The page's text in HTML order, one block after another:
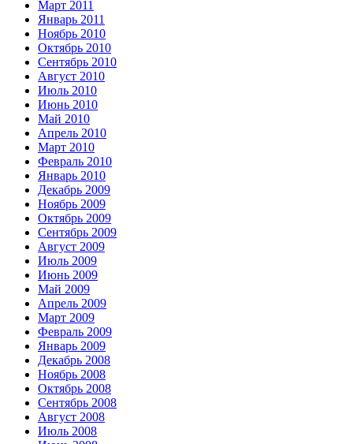
Март 2011
Январь 2011
Ноябрь 2010
Октябрь 2010
Сентябрь 2010
Август 2010
Июль 2010
Июнь 2010
Май 2010
Апрель 2010
Март 2010
Февраль 2010
Январь 2010
Декабрь 2009
Ноябрь 2009
Октябрь 2009
Сентябрь 2009
Август 2009
Июль 2009
Июнь 2009
Май 2009
Апрель 2009
Март 2009
Февраль 2009
Январь 2009
Декабрь 2008
Ноябрь 2008
Октябрь 2008
Сентябрь 2008
Август 2008
Июль 2008